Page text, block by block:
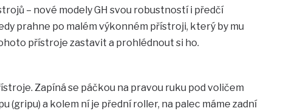
– nové modely GH svou robustností i předčí
prahne po malém výkonném přístroji, který by mu
přístroje zastavit a prohlédnout si ho.
Zapíná se páčkou na pravou ruku pod voličem
(gripu) a kolem ní je přední roller, na palec máme zadní